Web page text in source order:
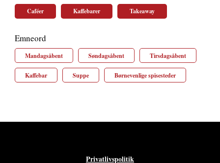
Caféer Kaffebarer Takeaway
Emneord
Mandagsåbent Søndagsåbent Tirsdagsåbent
Kaffebar Suppe Børnevenlige spisesteder
Privatlivspolitik